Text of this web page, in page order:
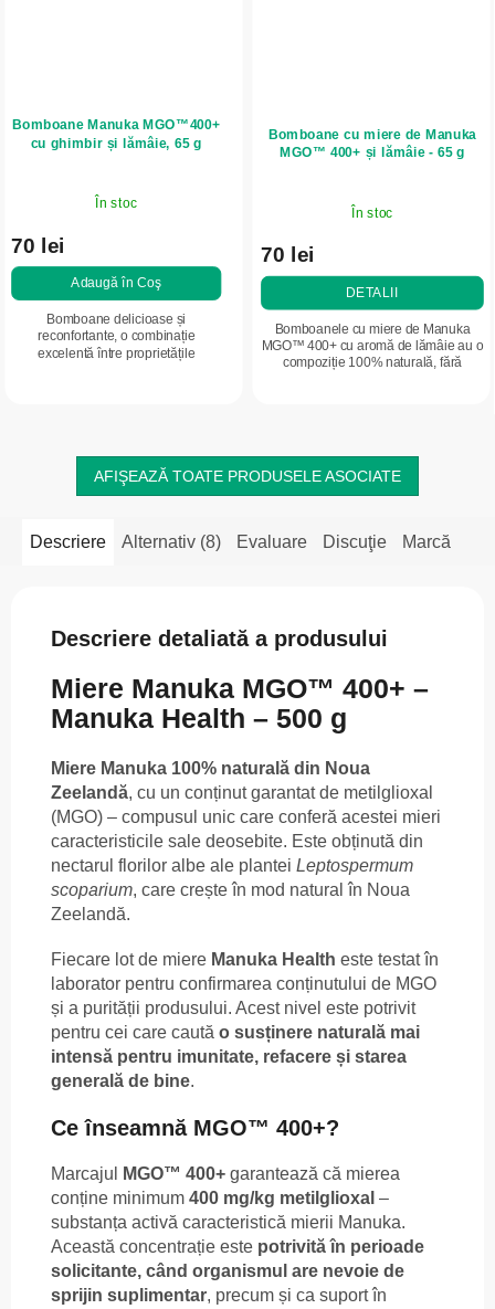
Bomboane Manuka MGO™400+
cu ghimbir și lămâie, 65 g
În stoc
70 lei
Adaugă în Coş
Bomboane delicioase și
reconfortante, o combinație
excelentă între proprietățile
Bomboane cu miere de Manuka
MGO™ 400+ și lămâie - 65 g
În stoc
70 lei
DETALII
Bomboanele cu miere de Manuka
MGO™ 400+ cu aromă de lămâie au o
compoziție 100% naturală, fără
AFIŞEAZĂ TOATE PRODUSELE ASOCIATE
Descriere Alternativ (8) Evaluare Discuţie Marcă
Descriere detaliată a produsului
Miere Manuka MGO™ 400+ –
Manuka Health – 500 g
Miere Manuka 100% naturală din Noua
Zeelandă, cu un conținut garantat de metilglioxal
(MGO) – compusul unic care conferă acestei mieri
caracteristicile sale deosebite. Este obținută din
nectarul florilor albe ale plantei Leptospermum
scoparium, care crește în mod natural în Noua
Zeelandă.
Fiecare lot de miere Manuka Health este testat în
laborator pentru confirmarea conținutului de MGO
și a purității produsului. Acest nivel este potrivit
pentru cei care caută o susținere naturală mai
intensă pentru imunitate, refacere și starea
generală de bine.
Ce înseamnă MGO™ 400+?
Marcajul MGO™ 400+ garantează că mierea
conține minimum 400 mg/kg metilglioxal –
substanța activă caracteristică mierii Manuka.
Această concentrație este potrivită în perioade
solicitante, când organismul are nevoie de
sprijin suplimentar, precum și ca suport în